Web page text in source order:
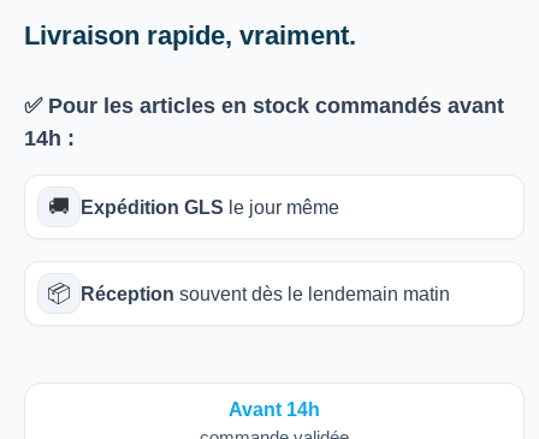
Livraison rapide, vraiment.
✅ Pour les articles en stock commandés avant
14h :
🚚 Expédition GLS le jour même
📦 Réception souvent dès le lendemain matin
Avant 14h